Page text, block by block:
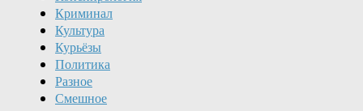
Криминал
Культура
Курьёзы
Политика
Разное
Смешное